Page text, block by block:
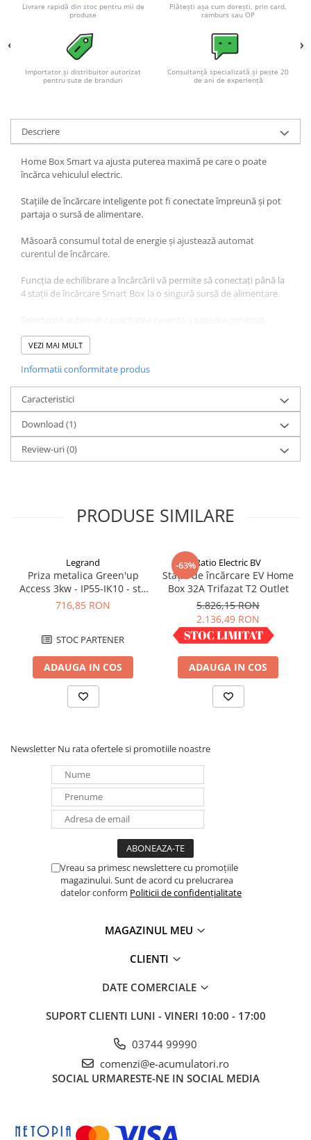
Livrare rapidă din stoc pentru mii de
produse
Plătești așa cum dorești, prin card,
ramburs sau OP
Importator și distribuitor autorizat
pentru sute de branduri
Consultanță specializată și peste 20
de ani de experiență
Descriere
Home Box Smart va ajusta puterea maximă pe care o poate
încărca vehiculul electric.
Stațiile de încărcare inteligente pot fi conectate împreună și pot
partaja o sursă de alimentare.
Măsoară consumul total de energie și ajustează automat
curentul de încărcare.
Funcția de echilibrare a încărcării vă permite să conectați până la
4 stații de încărcare Smart Box la o singură sursă de alimentare.
VEZI MAI MULT
Informatii conformitate produs
Caracteristici
Download (1)
Review-uri(0)
PRODUSE SIMILARE
Legrand
Priza metalica Green'up
Access 3kw - IP55-IK10 - std
German cu capac blocat
716,85 RON
STOC PARTENER
ADAUGA IN COS
-63%Ratio Electric BV
Stație de încărcare EV Home
Box 32A Trifazat T2 Outlet
5.826,15 RON
2.136,49 RON
IN STOC
ADAUGA IN COS
Newsletter Nu rata ofertele si promotiile noastre
Vreau sa primesc newslettere cu promoțiile
magazinului. Sunt de acord cu prelucrarea
datelor conform Politicii de confidențialitate
MAGAZINUL MEU
CLIENTI
DATE COMERCIALE
SUPORT CLIENTI LUNI - VINERI 10:00 - 17:00
03744 99990
comenzi@e-acumulatori.ro
SOCIAL URMARESTE-NE IN SOCIAL MEDIA